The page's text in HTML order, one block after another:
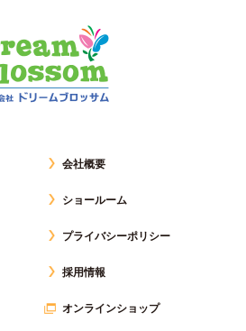
会社概要
ショールーム
プライバシーポリシー
採用情報
オンラインショップ